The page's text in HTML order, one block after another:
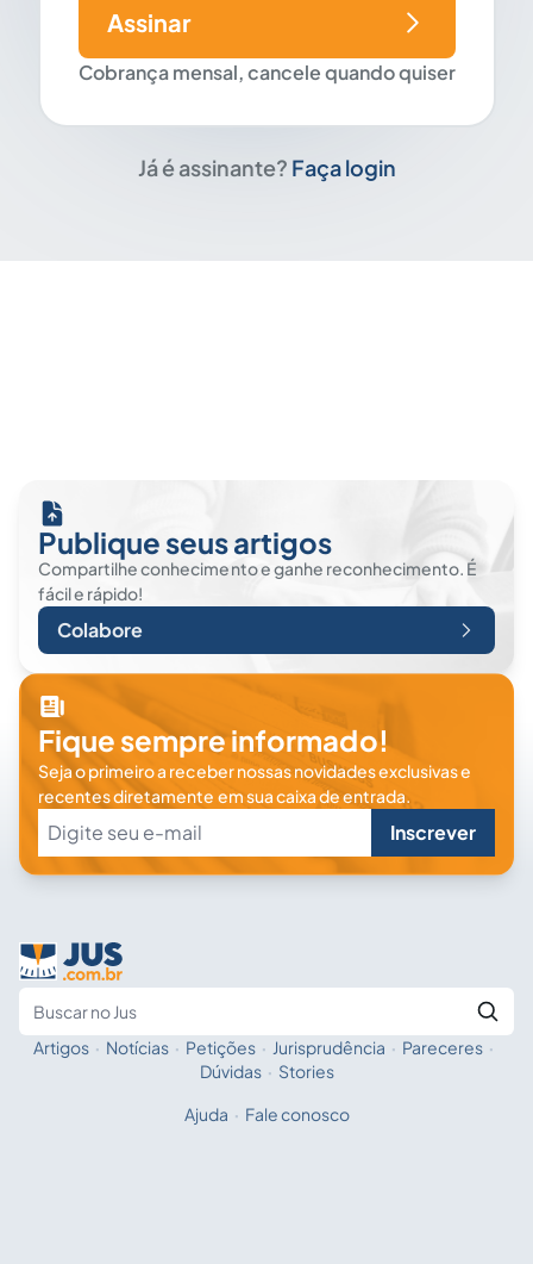
Cobrança mensal, cancele quando quiser
Assinar
Já é assinante? Faça login
Publique seus artigos
Compartilhe conhecimento e ganhe reconhecimento. É
fácil e rápido!
Colabore
Fique sempre informado!
Seja o primeiro a receber nossas novidades exclusivas e
recentes diretamente em sua caixa de entrada.
Inscrever
Fale com a IA
Artigos · Notícias · Petições · Jurisprudência · Pareceres ·
Dúvidas · Stories
Ajuda · Fale conosco